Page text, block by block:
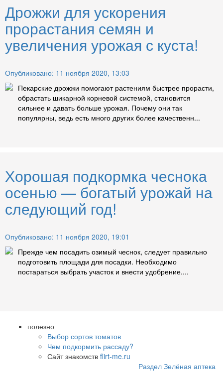
Дрожжи для ускорения
прорастания семян и
увеличения урожая с куста!
Опубликовано: 11 ноября 2020, 13:03
Пекарские дрожжи помогают растениям быстрее прорасти,
обрастать шикарной корневой системой, становится
сильнее и давать больше урожая. Почему они так
популярны, ведь есть много других более качественн...
Хорошая подкормка чеснока
осенью — богатый урожай на
следующий год!
Опубликовано: 11 ноября 2020, 19:01
Прежде чем посадить озимый чеснок, следует правильно
подготовить площади для посадки. Необходимо
постараться выбрать участок и внести удобрение....
полезно
Выбор сортов томатов
Чем подкормить рассаду?
Сайт знакомств flirt-me.ru
Раздел Зелёная аптека